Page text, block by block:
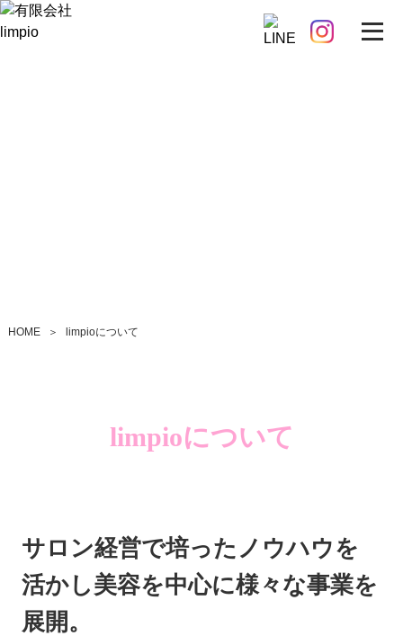
HOME ＞ limpioについて
limpioについて
サロン経営で培ったノウハウを
活かし美容を中心に様々な事業を
展開。